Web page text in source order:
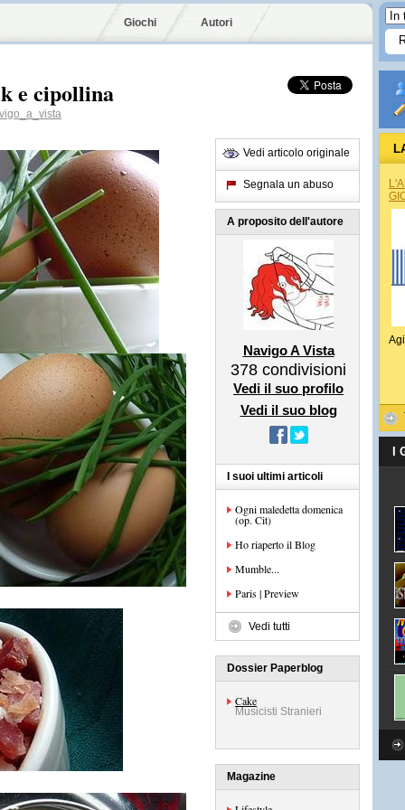
Giochi Autori
e cipollina
Vedi articolo originale
Segnala un abuso
A proposito dell'autore
Navigo A Vista
378 condivisioni
Vedi il suo profilo
Vedi il suo blog
I suoi ultimi articoli
Ogni maledetta domenica
(op. Cit)
Ho riaperto il Blog
Mumble...
Paris | Preview
Vedi tutti
Dossier Paperblog
Cake
Musicisti Stranieri
Magazine
I